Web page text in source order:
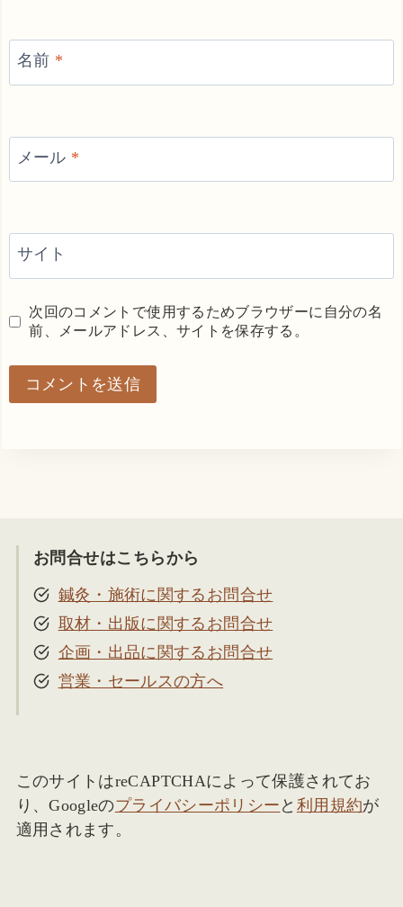
名前 *
メール *
サイト
次回のコメントで使用するためブラウザーに自分の名
前、メールアドレス、サイトを保存する。
お問合せはこちらから
鍼灸・施術に関するお問合せ
取材・出版に関するお問合せ
企画・出品に関するお問合せ
営業・セールスの方へ
このサイトはreCAPTCHAによって保護されてお
り、Googleのプライバシーポリシー と 利用規約が
適用されます。